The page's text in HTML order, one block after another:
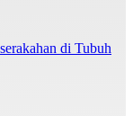
di Tubuh